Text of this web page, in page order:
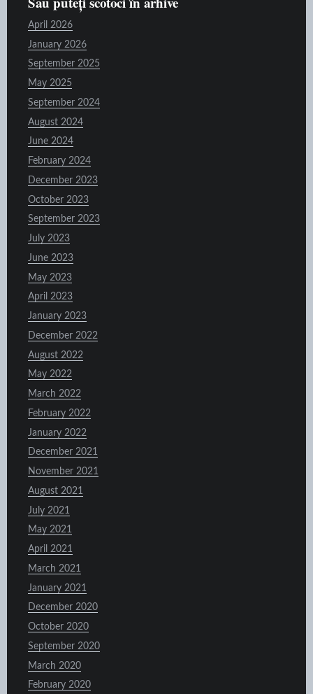
April 2026
January 2026
September 2025
May 2025
September 2024
August 2024
June 2024
February 2024
December 2023
October 2023
September 2023
July 2023
June 2023
May 2023
April 2023
January 2023
December 2022
August 2022
May 2022
March 2022
February 2022
January 2022
December 2021
November 2021
August 2021
July 2021
May 2021
April 2021
March 2021
January 2021
December 2020
October 2020
September 2020
March 2020
February 2020